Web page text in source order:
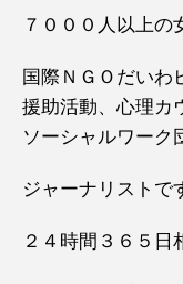
７０００人以上の
国際ＮＧＯだいわ
援助活動、心理カ
ソーシャルワーク
ジャーナリストで
２４時間３６５日